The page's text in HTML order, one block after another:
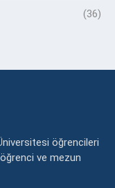
(36)
öğrencileri
ve mezun